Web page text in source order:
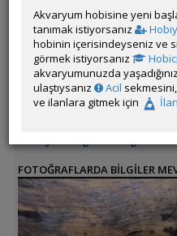
ozan_1903
Çevrim Dışı
Son Güncelleme Zamanı:Dün
İl / İlçe / Semt:Bilecik /
FOTOĞRAFLARDA BİLGİLER
Akvaryum hobisine yeni
tanımak istiyorsanız
hobinin içerisindeyseniz ve
görmek istiyorsanız
akvaryumunuzda
ulaştıysanız
Acil
ve ilanlara gitmek için